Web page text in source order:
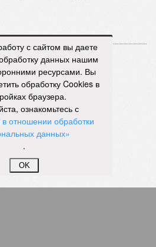
Минниханова
с сайтом вы даете
данных нашим
ресурсами. Вы
обработку Cookies в
браузера.
ознакомьтесь с
отношении обработки
данных»
.
OK